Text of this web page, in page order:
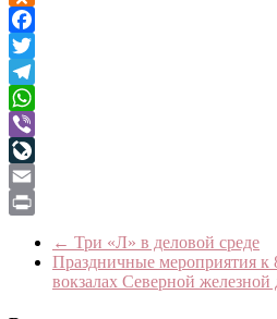
Odnoklassniki
Facebook
Twitter
Telegram
WhatsApp
Viber
LiveJournal
Email
← Три «Л» в деловой среде
Праздничные мероприятия к
вокзалах Северной железной